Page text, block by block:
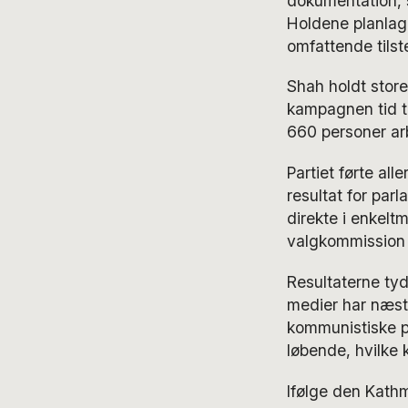
Holdene
omfattende
Shah holdt
kampagnen tid
660 personer
Partiet førte
resultat for
direkte i
Resultaterne
medier har
kommunistiske
løbende, hvilke
Ifølge den